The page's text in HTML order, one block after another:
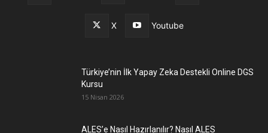
X Youtube
Türkiye’nin İlk Yapay Zeka Destekli Online DGS
Kursu
15 Nisan 2026
ALES’e Nasıl Hazırlanılır? Nasıl ALES